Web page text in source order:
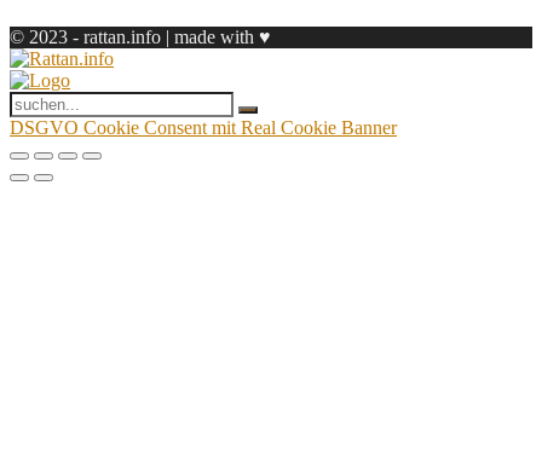
© 2023 - rattan.info | made with ♥
DSGVO Cookie Consent mit Real Cookie Banner